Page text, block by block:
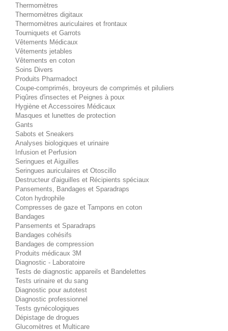
Thermomètres
Thermomètres digitaux
Thermomètres auriculaires et frontaux
Tourniquets et Garrots
Vêtements Médicaux
Vêtements jetables
Vêtements en coton
Soins Divers
Produits Pharmadoct
Coupe-comprimés, broyeurs de comprimés et piluliers
Piqûres d'insectes et Peignes à poux
Hygiène et Accessoires Médicaux
Masques et lunettes de protection
Gants
Sabots et Sneakers
Analyses biologiques et urinaire
Infusion et Perfusion
Seringues et Aiguilles
Seringues auriculaires et Otoscillo
Destructeur d'aiguilles et Récipients spéciaux
Pansements, Bandages et Sparadraps
Coton hydrophile
Compresses de gaze et Tampons en coton
Bandages
Pansements et Sparadraps
Bandages cohésifs
Bandages de compression
Produits médicaux 3M
Diagnostic - Laboratoire
Tests de diagnostic appareils et Bandelettes
Tests urinaire et du sang
Diagnostic pour autotest
Diagnostic professionnel
Tests gynécologiques
Dépistage de drogues
Glucomètres et Multicare